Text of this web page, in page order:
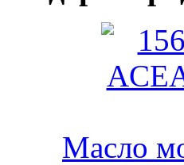
Масло